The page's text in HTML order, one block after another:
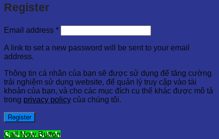
Register
Email address *
A link to set a new password will be sent to your email
address.
Thông tin cá nhân của bạn sẽ được sử dụng để tăng cường
trải nghiệm sử dụng website, để quản lý truy cập vào tài
khoản của bạn, và cho các mục đích cụ thể khác được mô tả
trong privacy policy của chúng tôi.
Register
Call Now Button